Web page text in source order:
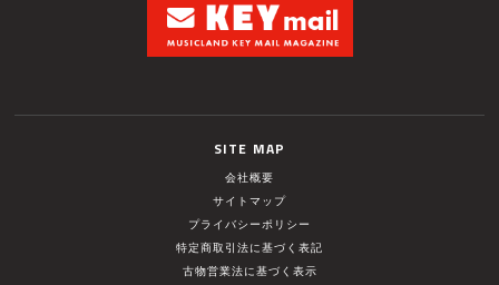
SITE MAP
会社概要
サイトマップ
プライバシーポリシー
特定商取引法に基づく表記
古物営業法に基づく表示